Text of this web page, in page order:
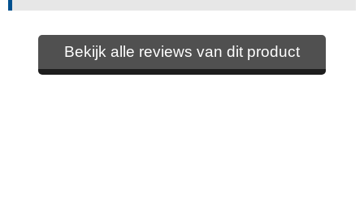
Bekijk alle reviews van dit product